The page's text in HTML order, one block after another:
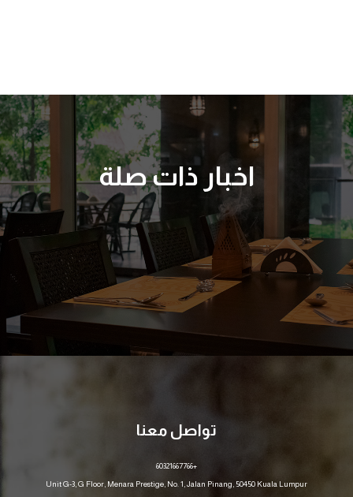
اخبار ذات صلة
تواصل معنا
+60321667766
Unit G-3, G Floor, Menara Prestige, No. 1, Jalan Pinang, 50450 Kuala Lumpur